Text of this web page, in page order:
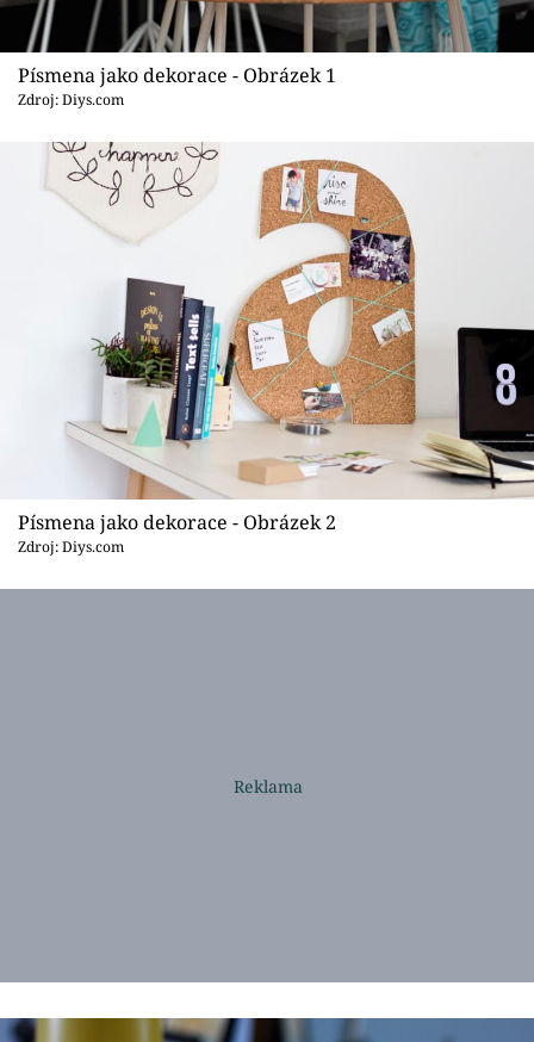
Přihlášení
Sledujte nás
Písmena jako dekorace - Obrázek 1
Zdroj: Diys.com
Písmena jako dekorace - Obrázek 2
Zdroj: Diys.com